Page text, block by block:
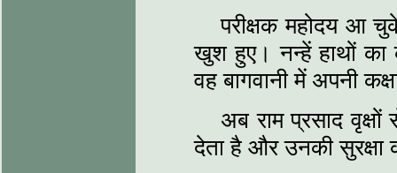
परीक्षक महोदय आ
खुश हुए। नन्हें हाथों
वह बागवानी में अपनी
अब राम प्रसाद वृक्षों
देता है और उनकी